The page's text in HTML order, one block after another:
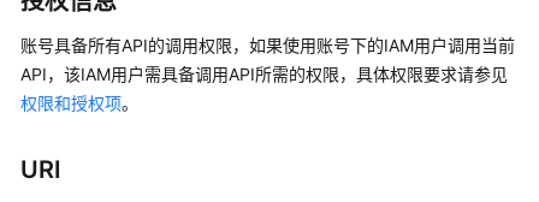
用
户
指
南
最
账号具备所有API的调用权限，如果使用账号下的IAM用户调用当前
API，该IAM用户需具备调用API所需的权限，具体权限要求请参见
权限和授权项。
URI